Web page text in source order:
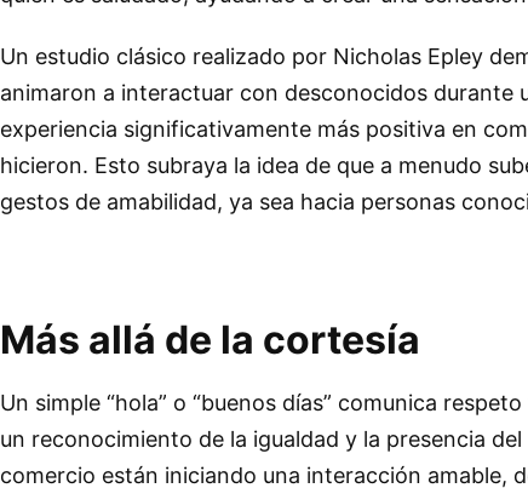
Un estudio clásico realizado por Nicholas Epley
animaron a interactuar con desconocidos durante
experiencia significativamente más positiva en
hicieron. Esto subraya la idea de que a menudo
gestos de amabilidad, ya sea hacia personas
Más allá de la cortesía
Un simple “hola” o “buenos días” comunica
un reconocimiento de la igualdad y la presencia
comercio están iniciando una interacción amable,